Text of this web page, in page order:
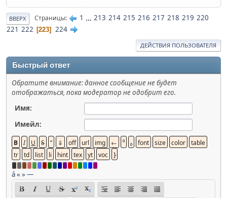
ВВЕРХ Страницы 1 ... 213 214 215 216 217 218 219 220
221 222 223 224
ДЕЙСТВИЯ ПОЛЬЗОВАТЕЛЯ
Быстрый ответ
Обратите внимание: данное сообщение не будет
отображаться, пока модератор не одобрит его.
Имя:
Имейл:
á« »—